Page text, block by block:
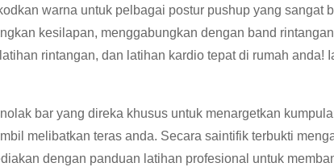
warna untuk pelbagai postur pushup yang sangat
kesilapan, menggabungkan dengan band
rintangan, dan latihan kardio tepat di rumah anda!
bar yang direka khusus untuk menargetkan
melibatkan teras anda. Secara saintifik terbukti
dengan panduan latihan profesional untuk